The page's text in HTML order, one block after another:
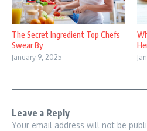
The Secret Ingredient Top Chefs
Swear By
January 9, 2025
Leave a Reply
Your email address will not be